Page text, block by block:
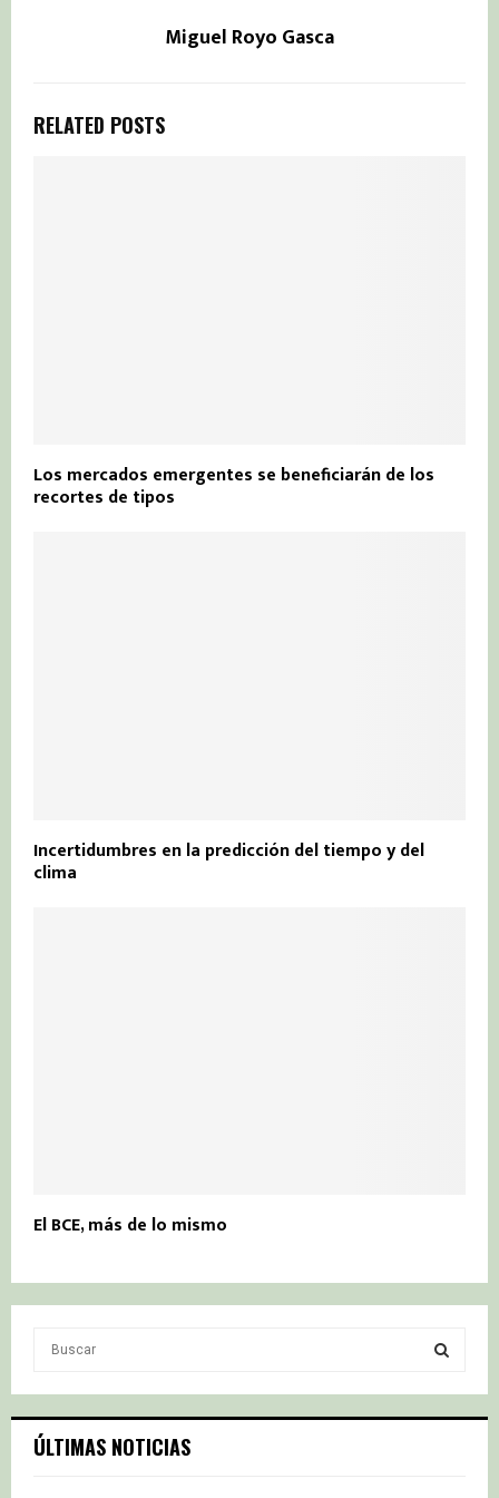
Miguel Royo Gasca
RELATED POSTS
Los mercados emergentes se beneficiarán de los
recortes de tipos
Incertidumbres en la predicción del tiempo y del
clima
El BCE, más de lo mismo
c
h
S
ÚLTIMAS NOTICIAS